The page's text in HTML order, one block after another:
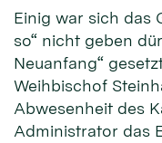
Einig war sich das
so“ nicht geben
Neuanfang“
Weihbischof
Abwesenheit des
Administrator das